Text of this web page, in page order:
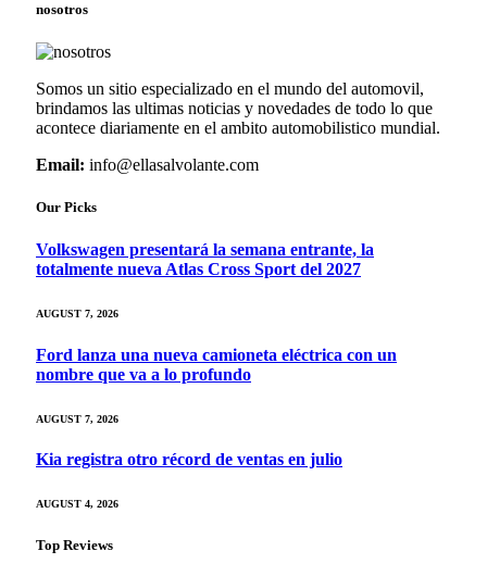
nosotros
Somos un sitio especializado en el mundo del automovil,
brindamos las ultimas noticias y novedades de todo lo que
acontece diariamente en el ambito automobilistico mundial.
Email: info@ellasalvolante.com
Our Picks
Volkswagen presentará la semana entrante, la
totalmente nueva Atlas Cross Sport del 2027
AUGUST 7, 2026
Ford lanza una nueva camioneta eléctrica con un
nombre que va a lo profundo
AUGUST 7, 2026
Kia registra otro récord de ventas en julio
AUGUST 4, 2026
Top Reviews